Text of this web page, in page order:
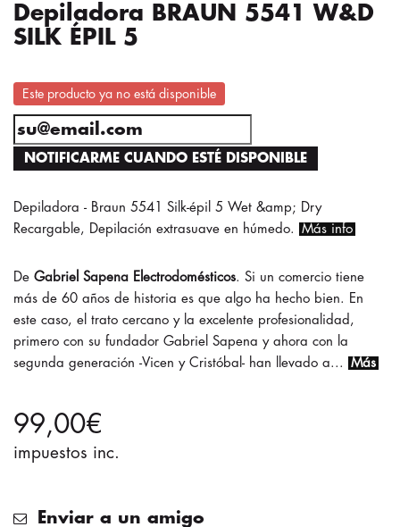
Depiladora BRAUN 5541 W&D
SILK ÉPIL 5
Este producto ya no está disponible
NOTIFICARME CUANDO ESTÉ DISPONIBLE
Depiladora - Braun 5541 Silk-épil 5 Wet &amp; Dry
Recargable, Depilación extrasuave en húmedo.
Más info
Gabriel Sapena Electrodomésticos. Si un comercio tiene
más de 60 años de historia es que algo ha hecho bien. En
este caso, el trato cercano y la excelente profesionalidad,
primero con su fundador Gabriel Sapena y ahora con la
segunda generación -Vicen y Cristóbal- han llevado a...
Más
99,00€
impuestos inc.
Enviar a un amigo